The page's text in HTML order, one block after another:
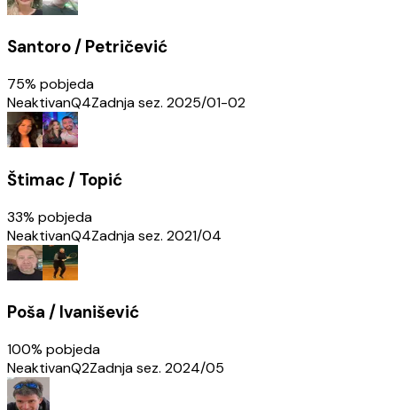
Santoro / Petričević
75% pobjeda
NeaktivanQ4Zadnja sez. 2025/01-02
Štimac / Topić
33% pobjeda
NeaktivanQ4Zadnja sez. 2021/04
Poša / Ivanišević
100% pobjeda
NeaktivanQ2Zadnja sez. 2024/05